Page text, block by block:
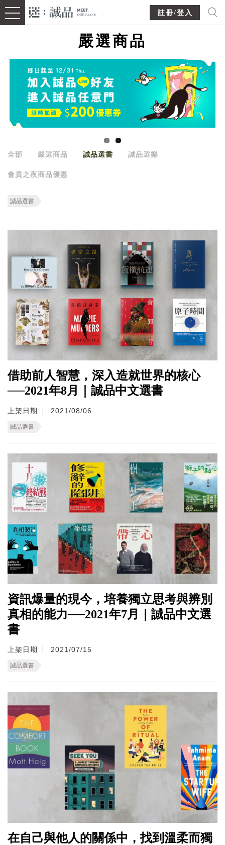
註冊/登入
嚴選商品
全部 嚴選商品 誠品選書 誠品選樂
會員之夜商品優惠
誠品選書
借助前人智慧，深入造就世界的核心
──2021年8月｜誠品中文選書
上架日期 2021/08/06
誠品選書
資訊爆量的現今，培養獨立思考與辨別
真相的能力──2021年7月｜誠品中文選
書
上架日期 2021/07/15
誠品選書
在自己與他人的關係中，找到溫柔而獨